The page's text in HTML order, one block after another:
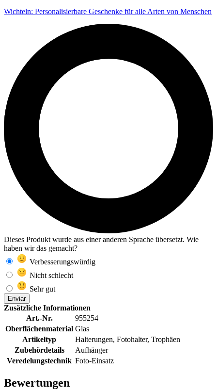
Wichteln: Personalisierbare Geschenke für alle Arten von Menschen
Dieses Produkt wurde aus einer anderen Sprache übersetzt. Wie
haben wir das gemacht?
Verbesserungswürdig
Nicht schlecht
Sehr gut
Enviar
Zusätzliche Informationen
Art.-Nr.
955254
Oberflächenmaterial Glas
Artikeltyp
Halterungen, Fotohalter, Trophäen
Zubehördetails
Aufhänger
Veredelungstechnik Foto-Einsatz
Bewertungen